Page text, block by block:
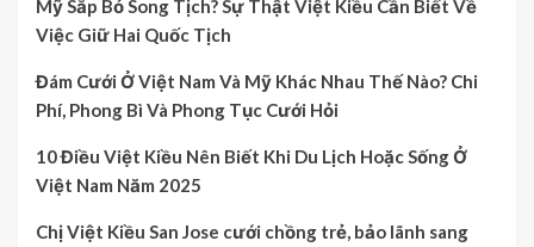
Mỹ Sắp Bỏ Song Tịch? Sự Thật Việt Kiều Cần Biết Về
Việc Giữ Hai Quốc Tịch
Đám Cưới Ở Việt Nam Và Mỹ Khác Nhau Thế Nào? Chi
Phí, Phong Bì Và Phong Tục Cưới Hỏi
10 Điều Việt Kiều Nên Biết Khi Du Lịch Hoặc Sống Ở
Việt Nam Năm 2025
Chị Việt Kiều San Jose cưới chồng trẻ, bảo lãnh sang